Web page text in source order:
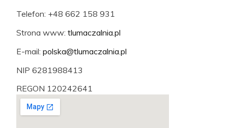
Telefon: +48 662 158 931
Strona www: tlumaczalnia.pl
E-mail: polska@tlumaczalnia.pl
NIP 6281988413
REGON 120242641